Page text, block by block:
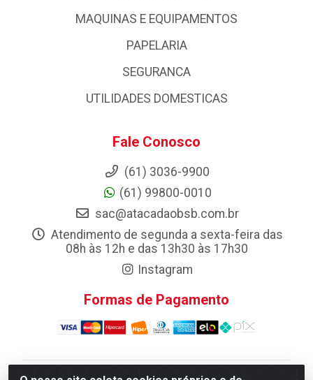
MAQUINAS E EQUIPAMENTOS
PAPELARIA
SEGURANCA
UTILIDADES DOMESTICAS
Fale Conosco
(61) 3036-9900
(61) 99800-0010
sac@atacadaobsb.com.br
Atendimento de segunda a sexta-feira das
08h às 12h e das 13h30 às 17h30
Instagram
Formas de Pagamento